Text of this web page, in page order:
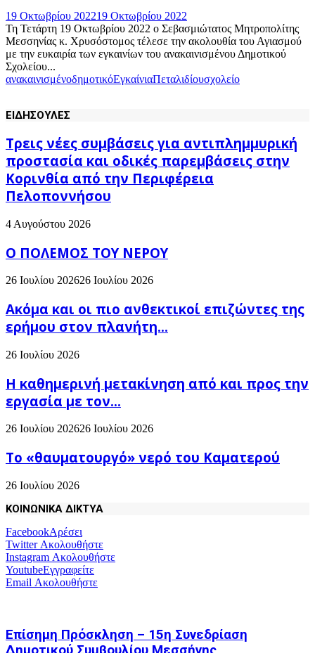
19 Οκτωβρίου 202219 Οκτωβρίου 2022
Τη Τετάρτη 19 Οκτωβρίου 2022 ο Σεβασμιώτατος Μητροπολίτης
Μεσσηνίας κ. Χρυσόστομος τέλεσε την ακολουθία του Αγιασμού
με την ευκαιρία των εγκαινίων του ανακαινισμένου Δημοτικού
Σχολείου...
ανακαινισμένοδημοτικόΕγκαίνιαΠεταλιδίουσχολείο
ΕΙΔΗΣΟΥΛΕΣ
Τρεις νέες συμβάσεις για αντιπλημμυρική
προστασία και οδικές παρεμβάσεις στην
Κορινθία από την Περιφέρεια
Πελοποννήσου
4 Αυγούστου 2026
Ο ΠΟΛΕΜΟΣ ΤΟΥ ΝΕΡΟΥ
26 Ιουλίου 202626 Ιουλίου 2026
Ακόμα και οι πιο ανθεκτικοί επιζώντες της
ερήμου στον πλανήτη...
26 Ιουλίου 2026
H καθημερινή μετακίνηση από και προς την
εργασία με τον...
26 Ιουλίου 202626 Ιουλίου 2026
Το «θαυματουργό» νερό του Καματερού
26 Ιουλίου 2026
ΚΟΙΝΩΝΙΚΑ ΔΙΚΤΥΑ
FacebookΑρέσει
TwitterΑκολουθήστε
Instagram Ακολουθήστε
YoutubeΕγγραφείτε
Email Ακολουθήστε
Επίσημη Πρόσκληση – 15η Συνεδρίαση